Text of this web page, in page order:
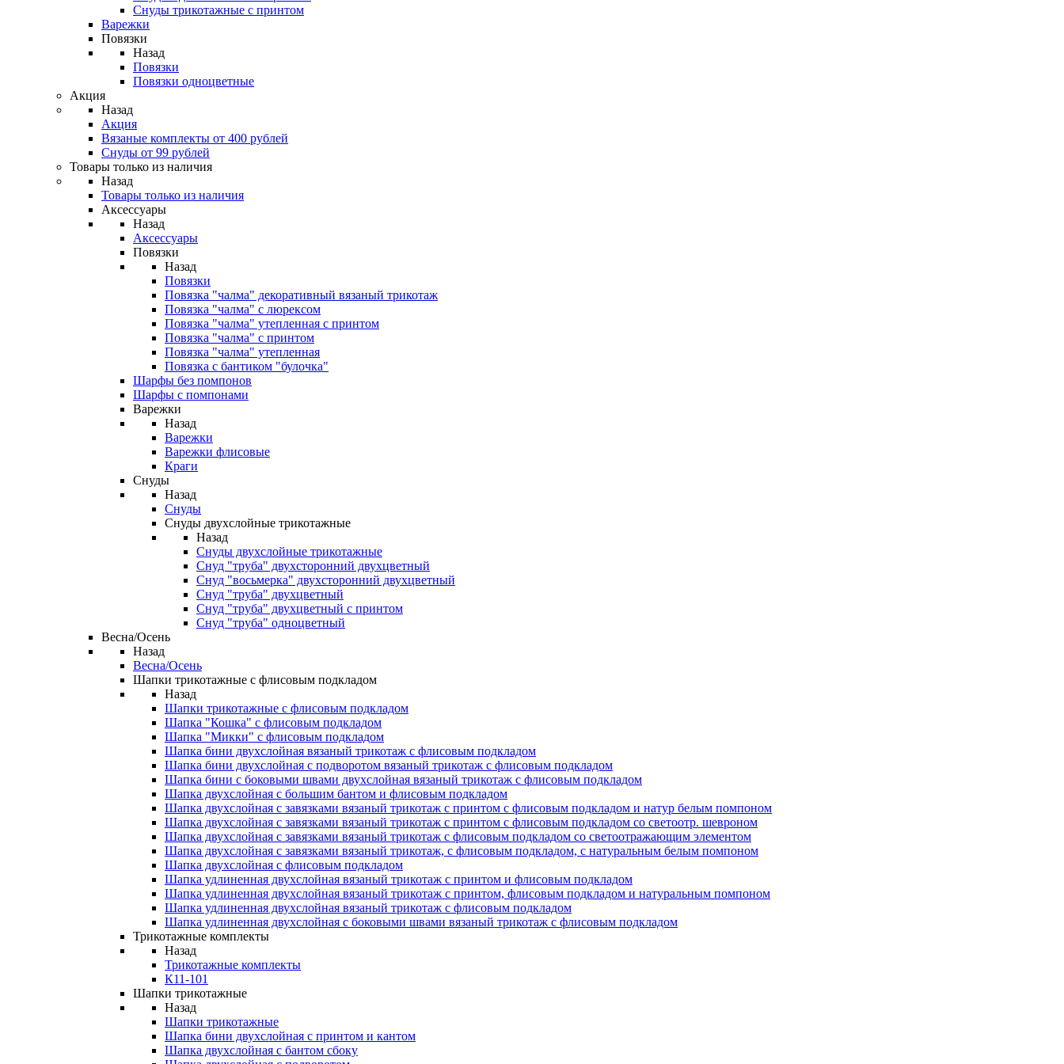
Снуды трикотажные с принтом
Варежки
Повязки
Назад
Повязки
Повязки одноцветные
Акция
Назад
Акция
Вязаные комплекты от 400 рублей
Снуды от 99 рублей
Товары только из наличия
Назад
Товары только из наличия
Аксессуары
Назад
Аксессуары
Повязки
Назад
Повязки
Повязка "чалма" декоративный вязаный трикотаж
Повязка "чалма" с люрексом
Повязка "чалма" утепленная с принтом
Повязка "чалма" с принтом
Повязка "чалма" утепленная
Повязка с бантиком "булочка"
Шарфы без помпонов
Шарфы с помпонами
Варежки
Назад
Варежки
Варежки флисовые
Краги
Снуды
Назад
Снуды
Снуды двухслойные трикотажные
Назад
Снуды двухслойные трикотажные
Снуд "труба" двухсторонний двухцветный
Снуд "восьмерка" двухсторонний двухцветный
Снуд "труба" двухцветный
Снуд "труба" двухцветный с принтом
Снуд "труба" одноцветный
Весна/Осень
Назад
Весна/Осень
Шапки трикотажные с флисовым подкладом
Назад
Шапки трикотажные с флисовым подкладом
Шапка "Кошка" с флисовым подкладом
Шапка "Микки" с флисовым подкладом
Шапка бини двухслойная вязаный трикотаж с флисовым подкладом
Шапка бини двухслойная с подворотом вязаный трикотаж с флисовым подкладом
Шапка бини с боковыми швами двухслойная вязаный трикотаж с флисовым подкладом
Шапка двухслойная с большим бантом и флисовым подкладом
Шапка двухслойная с завязками вязаный трикотаж с принтом с флисовым подкладом и натур белым помпоном
Шапка двухслойная с завязками вязаный трикотаж с принтом с флисовым подкладом со светоотр. шевроном
Шапка двухслойная с завязками вязаный трикотаж с флисовым подкладом со светоотражающим элементом
Шапка двухслойная с завязками вязаный трикотаж, с флисовым подкладом, с натуральным белым помпоном
Шапка двухслойная с флисовым подкладом
Шапка удлиненная двухслойная вязаный трикотаж с принтом и флисовым подкладом
Шапка удлиненная двухслойная вязаный трикотаж с принтом, флисовым подкладом и натуральным помпоном
Шапка удлиненная двухслойная вязаный трикотаж с флисовым подкладом
Шапка удлиненная двухслойная с боковыми швами вязаный трикотаж с флисовым подкладом
Трикотажные комплекты
Назад
Трикотажные комплекты
К11-101
Шапки трикотажные
Назад
Шапки трикотажные
Шапка бини двухслойная с принтом и кантом
Шапка двухслойная с бантом сбоку